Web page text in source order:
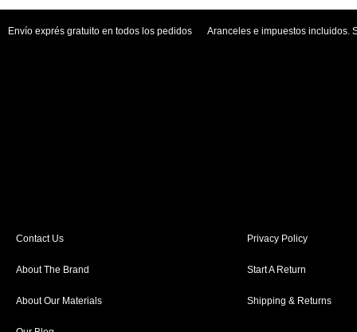
Envío exprés gratuito en todos los pedidos Aranceles e impuestos incluidos.
Contact Us
About The Brand
About Our Materials
Privacy Policy
Start A Return
Shipping & Returns